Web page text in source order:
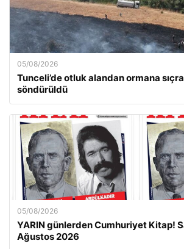
05/08/2026
Tunceli’de otluk alandan ormana
söndürüldü
05/08/2026
YARIN günlerden Cumhuriyet Kitap!
Ağustos 2026